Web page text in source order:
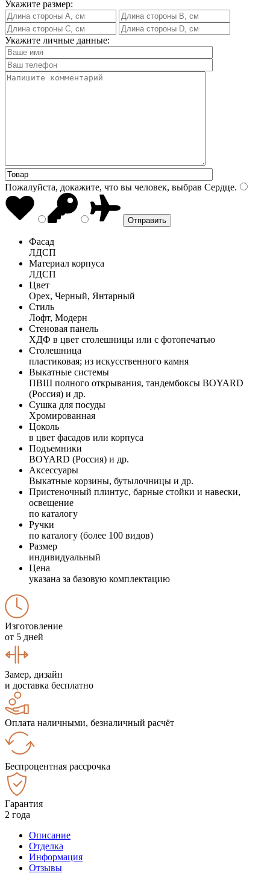
Укажите размер:
Укажите личные данные:
Пожалуйста, докажите, что вы человек, выбрав Сердце.
Фасад
ЛДСП
Материал корпуса
ЛДСП
Цвет
Орех, Черный, Янтарный
Стиль
Лофт, Модерн
Стеновая панель
ХДФ в цвет столешницы или с фотопечатью
Столешница
пластиковая; из искусственного камня
Выкатные системы
ПВШ полного открывания, тандембоксы BOYARD
(Россия) и др.
Сушка для посуды
Хромированная
Цоколь
в цвет фасадов или корпуса
Подъемники
BOYARD (Россия) и др.
Аксессуары
Выкатные корзины, бутылочницы и др.
Пристеночный плинтус, барные стойки и навески,
освещение
по каталогу
Ручки
по каталогу (более 100 видов)
Размер
индивидуальный
Цена
указана за базовую комплектацию
Изготовление
от 5 дней
Замер, дизайн
и доставка бесплатно
Оплата наличными, безналичный расчёт
Беспроцентная рассрочка
Гарантия
2 года
Описание
Отделка
Информация
Отзывы